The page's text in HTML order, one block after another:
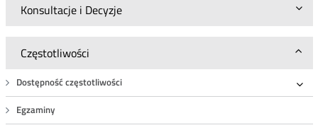
Konsultacje i Decyzje
Częstotliwości
Dostępność częstotliwości
Egzaminy